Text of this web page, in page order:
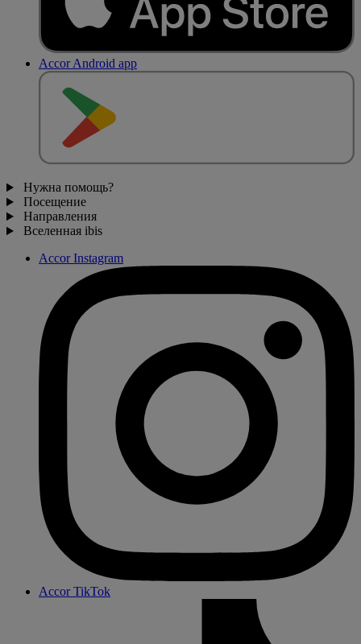
Accor Android app
Нужна помощь?
Посещение
Направления
Вселенная ibis
Accor Instagram
Accor TikTok